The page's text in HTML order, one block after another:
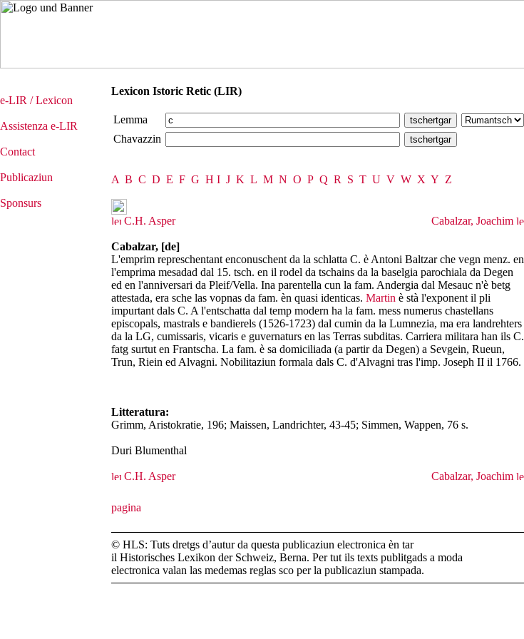
e-LIR / Lexicon
Assistenza e-LIR
Contact
Publicaziun
Sponsurs
Lexicon Istoric Retic (LIR)
Lemma
Chavazzin
A B C D E F G H I J K L M N O P Q R S T U V W X Y Z
C.H. Asper Cabalzar, Joachim
Cabalzar, [de]
L'emprim represchentant enconuschent da la schlatta C. è Antoni Baltzar che vegn menz. en
l'emprima mesadad dal 15. tsch. en il rodel da tschains da la baselgia parochiala da Degen
ed en l'anniversari da Pleif/Vella. Ina parentella cun la fam. Andergia dal Mesauc n'è betg
attestada, era sche las vopnas da fam. èn quasi identicas. Martin è stà l'exponent il pli
impurtant dals C. A l'entschatta dal temp modern ha la fam. mess numerus chastellans
episcopals, mastrals e bandierels (1526-1723) dal cumin da la Lumnezia, ma era landrehters
da la LG, cumissaris, vicaris e guvernaturs en las Terras subditas. Carriera militara han ils C.
fatg surtut en Frantscha. La fam. è sa domiciliada (a partir da Degen) a Sevgein, Rueun,
Trun, Riein ed Alvagni. Nobilitaziun formala dals C. d'Alvagni tras l'imp. Joseph II il 1766.
Litteratura:
Grimm, Aristokratie, 196; Maissen, Landrichter, 43-45; Simmen, Wappen, 76 s.
Duri Blumenthal
C.H. Asper Cabalzar, Joachim
© HLS: Tuts dretgs d’autur da questa publicaziun electronica èn tar
il Historisches Lexikon der Schweiz, Berna. Per tut ils texts publitgads a moda
electronica valan las medemas reglas sco per la publicaziun stampada.